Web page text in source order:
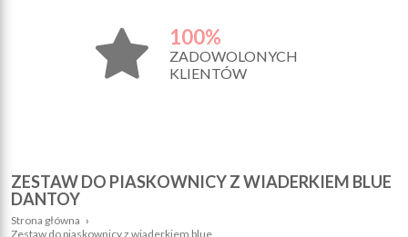
100%
ZADOWOLONYCH
KLIENTÓW
ZESTAW DO PIASKOWNICY Z WIADERKIEM BLUE
DANTOY
Strona główna ›
Zestaw do piaskownicy z wiaderkiem blue